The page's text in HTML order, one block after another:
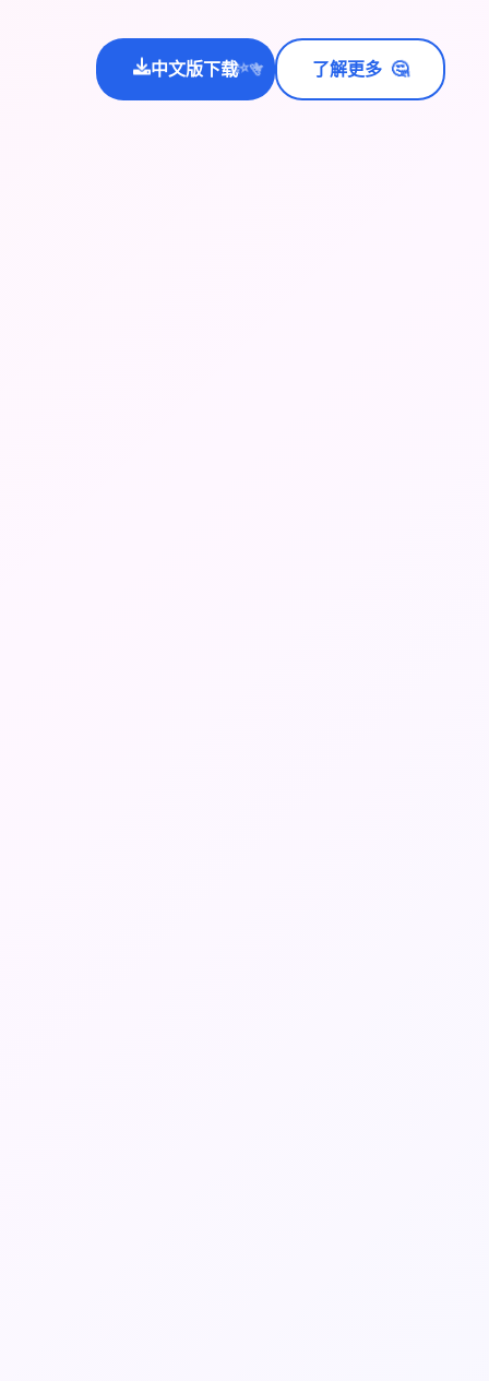
中文版下载
✨⭐💫 了解更多 🤔